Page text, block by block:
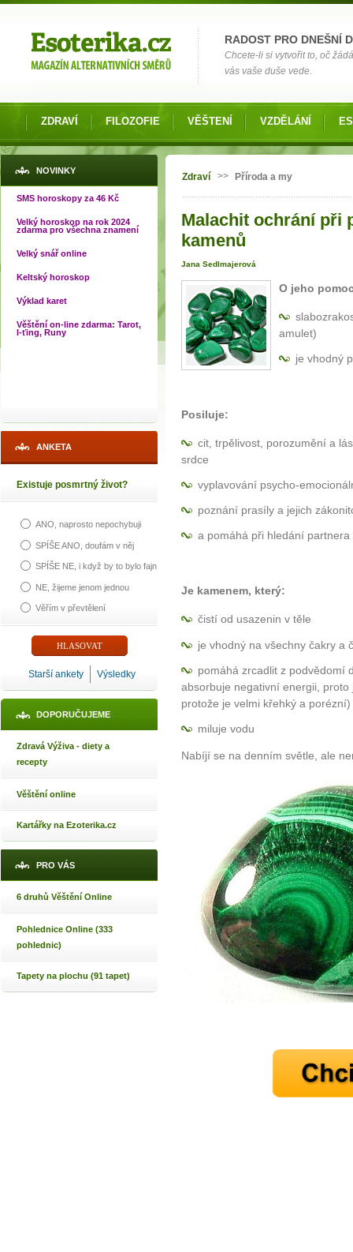
RADOST PRO DNEŠNÍ
Chcete-li si vytvořit to, oč
vás vaše duše vede.
ZDRAVÍ FILOZOFIE VĚŠTENÍ VZDĚLÁNÍ
NOVINKY
SMS horoskopy za 46 Kč
Velký horoskop na rok 2024
zdarma pro všechna znamení
Velký snář online
Keltský horoskop
Výklad karet
Věštění on-line zdarma: Tarot,
I-ťing, Runy
ANKETA
Existuje posmrtný život?
ANO, naprosto nepochybuji
SPÍŠE ANO, doufám v něj
SPÍŠE NE, i když by to bylo fajn
NE, žijeme jenom jednou
Věřím v převtělení
Starší ankety Výsledky
DOPORUČUJEME
Zdravá Výživa - diety a
recepty
Věštění online
Kartářky na Ezoterika.cz
PRO VÁS
6 druhů Věštění Online
Pohlednice Online (333
pohlednic)
Tapety na plochu (91 tapet)
Jste zde
Zdraví >> Příroda a my
Malachit ochrání při
kamenů
Jana Sedlmajerová
O jeho
amulet)
je vhodný
Posiluje:
cit, trpělivost, porozumění a
srdce
vyplavování psycho-
poznání prasíly a jejich
a pomáhá při hledání
Je kamenem, který:
čistí od usazenin v těle
je vhodný na všechny čakry a
pomáhá zrcadlit z podvědomí
absorbuje negativní energii,
protože je velmi křehký a porézní)
miluje vodu
Nabíjí se na denním světle, ale